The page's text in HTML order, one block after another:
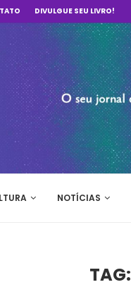
DIVULGUE SEU LIVRO!
NOTÍCIAS
TAG: